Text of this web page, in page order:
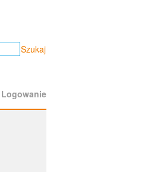
Szukaj
Logowanie